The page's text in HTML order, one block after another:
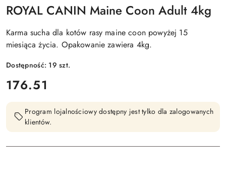
ROYAL CANIN Maine Coon Adult 4kg
Karma sucha dla kotów rasy maine coon powyżej 15
miesiąca życia. Opakowanie zawiera 4kg.
Dostępność: 19szt.
cena:
176.51
Program lojalnościowy dostępny jest tylko dla zalogowanych
klientów.